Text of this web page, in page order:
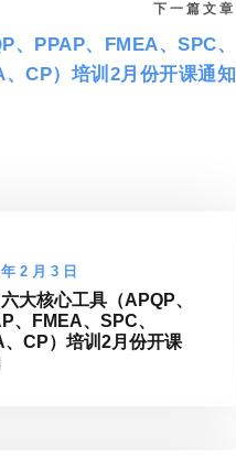
下一篇文章
、PPAP、FMEA、SPC、
、CP）培训2月份开课通知
2 月 3 日
大核心工具（APQP、
、FMEA、SPC、
、CP）培训2月份开课